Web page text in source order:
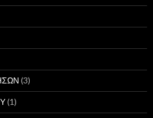
(3)
(1)